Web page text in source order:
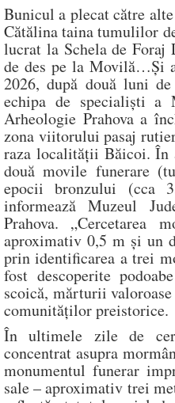
Bunicul a plecat către
Cătălina taina tumulilor
lucrat la Schela de
de des pe la Movilă…Și
2026, după două luni
echipa de specialiști a
Arheologie Prahova a
zona viitorului pasaj
raza localității Băicoi. În
două movile funerare
epocii bronzului (cca
informează Muzeul
Prahova.
aproximativ 0,5 m și un
prin identificarea a trei
fost descoperite
scoică, mărturii
comunităților preistorice.
În ultimele zile de
concentrat asupra
monumentul funerar
sale – aproximativ trei